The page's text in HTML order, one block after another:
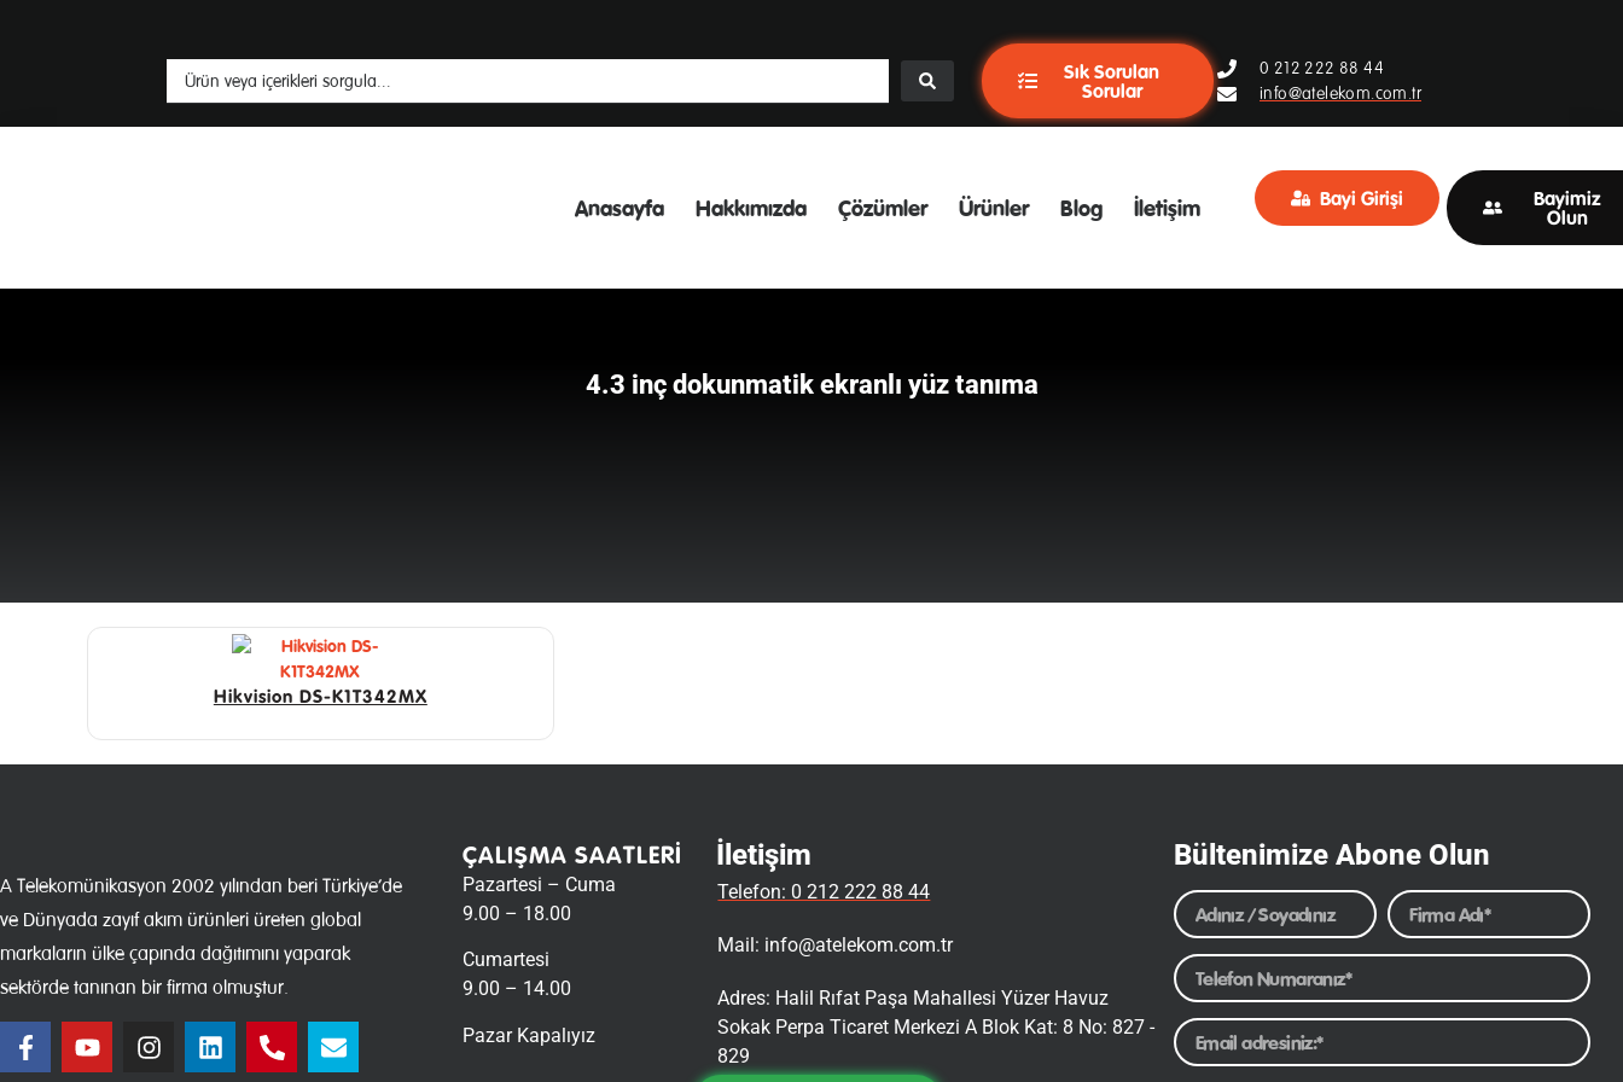
Sık Sorulan
Sorular
0 212 222 88 44
info@atelekom.com.tr
Anasayfa Hakkımızda Çözümler Ürünler Blog İletişim Bayi Girişi
Bayimiz
Olun
4.3 inç dokunmatik ekranlı yüz tanıma
Hikvision DS-K1T342MX
A Telekomünikasyon 2002 yılından beri Türkiye’de
ve Dünyada zayıf akım ürünleri üreten global
markaların ülke çapında dağıtımını yaparak
sektörde tanınan bir firma olmuştur.
ÇALIŞMA SAATLERI
Pazartesi – Cuma
9.00 – 18.00
Cumartesi
9.00 – 14.00
Pazar Kapalıyız
İletişim
Telefon: 0 212 222 88 44
Mail: info@atelekom.com.tr
Adres: Halil Rıfat Paşa Mahallesi Yüzer Havuz
Sokak Perpa Ticaret Merkezi A Blok Kat: 8 No: 827 -
829
Bültenimize Abone Olun